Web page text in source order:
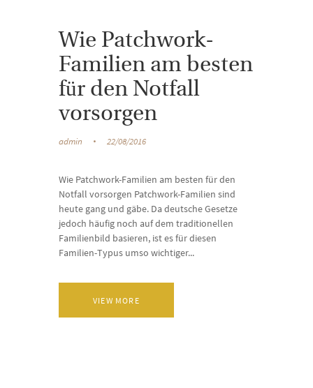
Wie Patchwork-
Familien am besten
für den Notfall
vorsorgen
admin 22/08/2016
Wie Patchwork-Familien am besten für den
Notfall vorsorgen Patchwork-Familien sind
heute gang und gäbe. Da deutsche Gesetze
jedoch häufig noch auf dem traditionellen
Familienbild basieren, ist es für diesen
Familien-Typus umso wichtiger...
VIEW MORE